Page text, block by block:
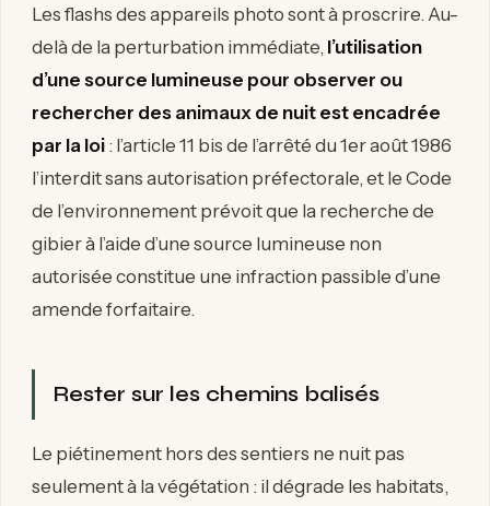
Les flashs des appareils photo sont à proscrire. Au-
delà de la perturbation immédiate, l’utilisation
d’une source lumineuse pour observer ou
rechercher des animaux de nuit est encadrée
par la loi : l’article 11 bis de l’arrêté du 1er août 1986
l’interdit sans autorisation préfectorale, et le Code
de l’environnement prévoit que la recherche de
gibier à l’aide d’une source lumineuse non
autorisée constitue une infraction passible d’une
amende forfaitaire.
Rester sur les chemins balisés
Le piétinement hors des sentiers ne nuit pas
seulement à la végétation : il dégrade les habitats,